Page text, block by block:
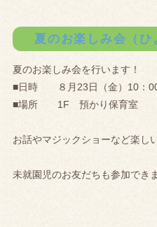
夏のお楽しみ会（
夏のお楽しみ会を行います！
■日時 ８月23日（金）10：
■場所 1F 預かり保育室
お話やマジックショーなど楽し
未就園児のお友だちも参加でき